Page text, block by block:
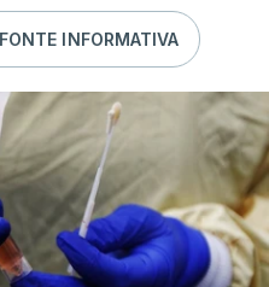
INFORMATIVA